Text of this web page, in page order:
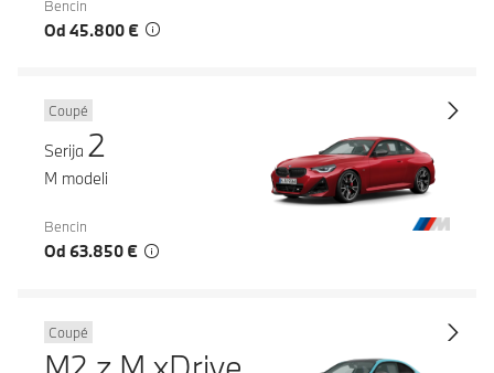
Bencin
Od 45.800 €
Coupé
Serija 2
M modeli
Bencin
Od 63.850 €
Coupé